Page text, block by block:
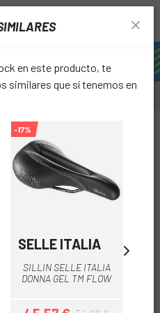
en este producto, te
similares que sí tenemos en
-17%
SELLE ITALIA
SILLIN SELLE ITALIA
DONNA GEL TM FLOW